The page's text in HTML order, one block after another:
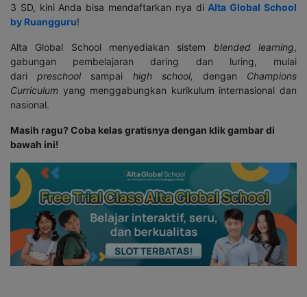
3 SD, kini Anda bisa mendaftarkan nya di Alta Global School
by Ruangguru!
Alta Global School menyediakan sistem blended learning,
gabungan pembelajaran daring dan luring, mulai
daripreschool sampai high school, dengan Champions
Curriculum yang menggabungkan kurikulum internasional dan
nasional.
Masih ragu? Coba kelas gratisnya dengan klik gambar di
bawah ini!